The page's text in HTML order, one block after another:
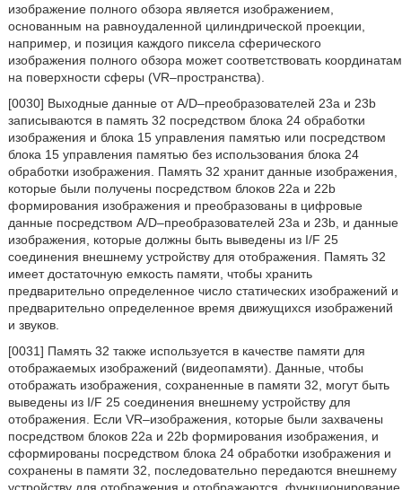
изображение полного обзора является изображением,
основанным на равноудаленной цилиндрической проекции,
например, и позиция каждого пиксела сферического
изображения полного обзора может соответствовать координатам
на поверхности сферы (VR–пространства).
[0030] Выходные данные от A/D–преобразователей 23a и 23b
записываются в память 32 посредством блока 24 обработки
изображения и блока 15 управления памятью или посредством
блока 15 управления памятью без использования блока 24
обработки изображения. Память 32 хранит данные изображения,
которые были получены посредством блоков 22a и 22b
формирования изображения и преобразованы в цифровые
данные посредством A/D–преобразователей 23a и 23b, и данные
изображения, которые должны быть выведены из I/F 25
соединения внешнему устройству для отображения. Память 32
имеет достаточную емкость памяти, чтобы хранить
предварительно определенное число статических изображений и
предварительно определенное время движущихся изображений
и звуков.
[0031] Память 32 также используется в качестве памяти для
отображаемых изображений (видеопамяти). Данные, чтобы
отображать изображения, сохраненные в памяти 32, могут быть
выведены из I/F 25 соединения внешнему устройству для
отображения. Если VR–изображения, которые были захвачены
посредством блоков 22a и 22b формирования изображения, и
сформированы посредством блока 24 обработки изображения и
сохранены в памяти 32, последовательно передаются внешнему